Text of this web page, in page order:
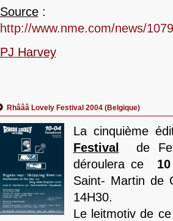
Source:
http://www.nme.com/news/
PJ Harvey
Rhâââ Lovely Festival 2004 (Belgique)
La cinquième
Festival
de
déroulera ce
Saint- Martin de
14H30.
Le leitmotiv de